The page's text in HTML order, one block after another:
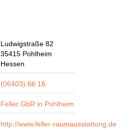
Ludwigstraße 82
35415 Pohlheim
Hessen
(06403) 66 16
Feller GbR in Pohlheim
http://www.feller-raumausstattung.de